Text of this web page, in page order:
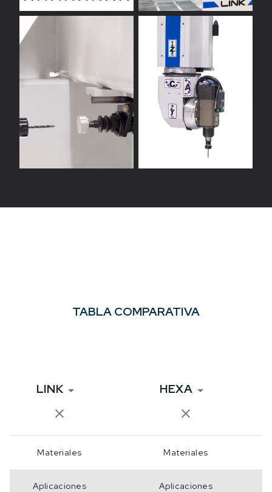
TABLA COMPARATIVA
LINK HEXA
Materiales Materiales
Aplicaciones Aplicaciones